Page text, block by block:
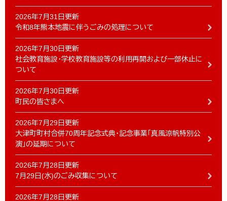
2026年7月31日更新
令和8年熊本地震に伴うごみの処理について
2026年7月30日更新
社会教育施設・学校教育施設等の利用再開および一部休止に
ついて
2026年7月30日更新
町民の皆さまへ
2026年7月29日更新
大津町町村合併70周年記念式典・記念事業「真風涼帆特別公
演」の延期について
2026年7月28日更新
7月29日(水)のごみ収集について
2026年7月28日更新